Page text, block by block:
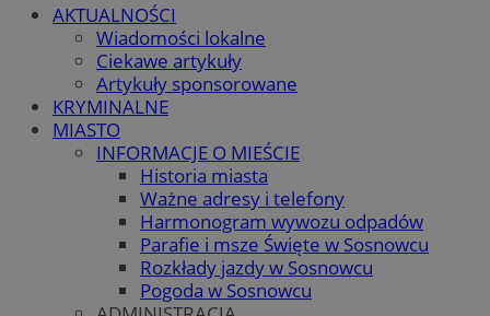
AKTUALNOŚCI
Wiadomości lokalne
Ciekawe artykuły
Artykuły sponsorowane
KRYMINALNE
MIASTO
INFORMACJE O MIEŚCIE
Historia miasta
Ważne adresy i telefony
Harmonogram wywozu odpadów
Parafie i msze Święte w Sosnowcu
Rozkłady jazdy w Sosnowcu
Pogoda w Sosnowcu